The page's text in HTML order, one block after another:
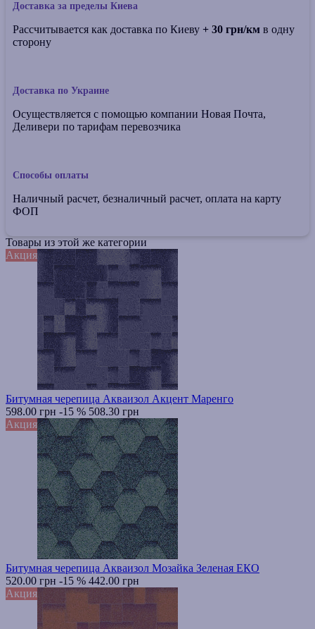
Доставка за пределы Киева
Рассчитывается как доставка по Киеву + 30 грн/км в одну
сторону
Доставка по Украине
Осуществляется с помощью компании Новая Почта,
Деливери по тарифам перевозчика
Способы оплаты
Наличный расчет, безналичный расчет, оплата на карту
ФОП
Товары из этой же категории
Акция
Битумная черепица Акваизол Акцент Маренго
598.00 грн -15 % 508.30 грн
Акция
Битумная черепица Акваизол Мозайка Зеленая ЕКО
520.00 грн -15 % 442.00 грн
Акция